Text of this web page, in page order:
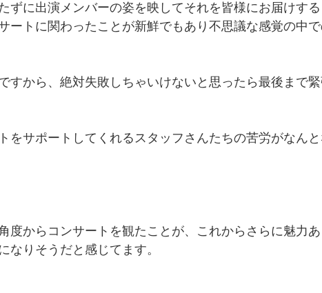
ずに出演メンバーの姿を映してそれを皆様にお届けす
ートに関わったことが新鮮でもあり不思議な感覚の中
すから、絶対失敗しちゃいけないと思ったら最後まで
をサポートしてくれるスタッフさんたちの苦労がなん
度からコンサートを観たことが、これからさらに魅力
なりそうだと感じてます。